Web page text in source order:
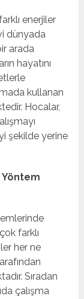
enerjiler
dünyada
arada
hayatını
kullanan
Hocalar,
şekilde yerine
Yöntem
farklı
her ne
Sıradan
çalışma